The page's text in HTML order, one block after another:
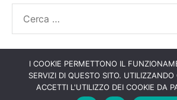
© 2026PUBLICAR ADESIVI ANCONA
I COOKIE PERMETTONO IL
SERVIZI DI QUESTO SITO. UTILIZZANDO
ACCETTI L'UTILIZZO DEI COOKIE DA